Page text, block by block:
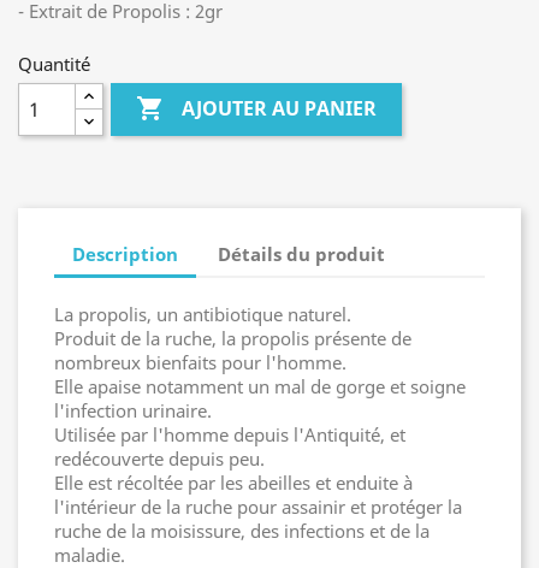
- Extrait de Propolis : 2gr
Quantité
 AJOUTER AU PANIER
Description Détails du produit
La propolis, un antibiotique naturel.
Produit de la ruche, la propolis présente de
nombreux bienfaits pour l'homme.
Elle apaise notamment un mal de gorge et soigne
l'infection urinaire.
Utilisée par l'homme depuis l'Antiquité, et
redécouverte depuis peu.
Elle est récoltée par les abeilles et enduite à
l'intérieur de la ruche pour assainir et protéger la
ruche de la moisissure, des infections et de la
maladie.